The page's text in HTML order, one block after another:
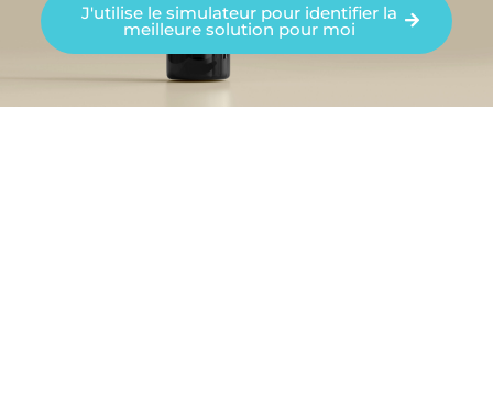
J'utilise le simulateur pour identifier la
meilleure solution pour moi